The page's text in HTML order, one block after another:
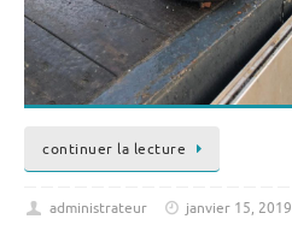
continuer la lecture
administrateur janvier 15, 2019